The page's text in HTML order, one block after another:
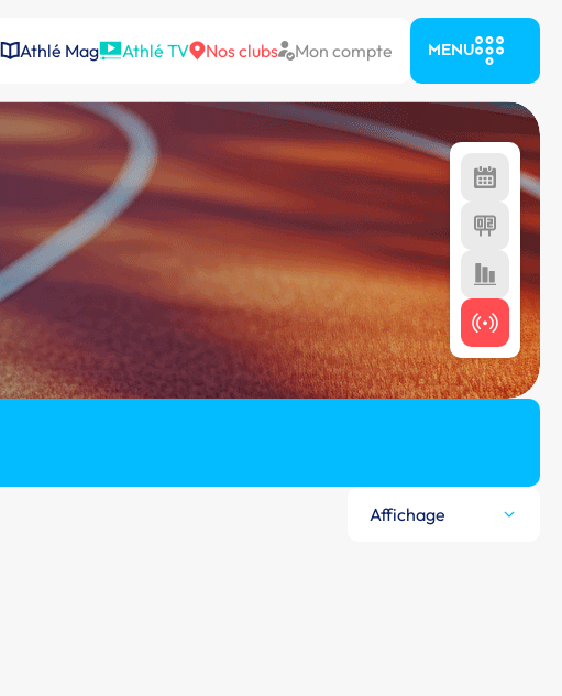
Athlé Mag Athlé TV Nos clubs Mon compte MENU
Affichage